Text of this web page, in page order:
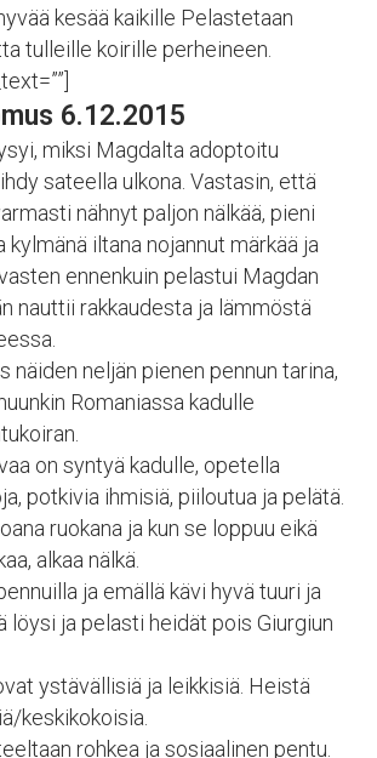
kesää kaikille Pelastetaan
tulleille koirille perheineen.
6.12.2015
miksi Magdalta adoptoitu
sateella ulkona. Vastasin, että
nähnyt paljon nälkää, pieni
kylmänä iltana nojannut märkää ja
ennenkuin pelastui Magdan
nauttii rakkaudesta ja lämmöstä
näiden neljän pienen pennun tarina,
Romaniassa kadulle
on syntyä kadulle, opetella
potkivia ihmisiä, piiloutua ja pelätä.
ruokana ja kun se loppuu eikä
alkaa nälkä.
ja emällä kävi hyvä tuuri ja
löysi ja pelasti heidät pois Giurgiun
ystävällisiä ja leikkisiä. Heistä
keskikokoisia.
rohkea ja sosiaalinen pentu.